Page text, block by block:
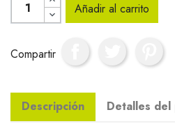
Añadir al carrito
Compartir
Descripción Detalles